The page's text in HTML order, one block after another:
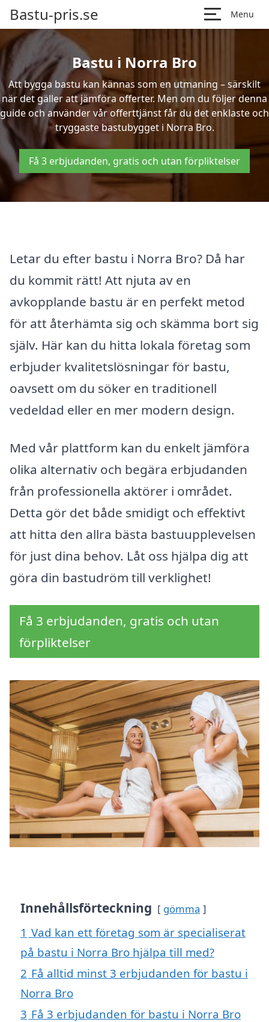
Bastu-pris.se Menu
Bastu i Norra Bro
Att bygga bastu kan kännas som en utmaning – särskilt
när det gäller att jämföra offerter. Men om du följer denna
guide och använder vår offerttjänst får du det enklaste och
tryggaste bastubygget i Norra Bro.
Få 3 erbjudanden, gratis och utan förpliktelser
Letar du efter bastu i Norra Bro? Då har
du kommit rätt! Att njuta av en
avkopplande bastu är en perfekt metod
för att återhämta sig och skämma bort sig
själv. Här kan du hitta lokala företag som
erbjuder kvalitetslösningar för bastu,
oavsett om du söker en traditionell
vedeldad eller en mer modern design.
Med vår plattform kan du enkelt jämföra
olika alternativ och begära erbjudanden
från professionella aktörer i området.
Detta gör det både smidigt och effektivt
att hitta den allra bästa bastuupplevelsen
för just dina behov. Låt oss hjälpa dig att
göra din bastudröm till verklighet!
Få 3 erbjudanden, gratis och utan
förpliktelser
Innehållsförteckning gömma
1 Vad kan ett företag som är specialiserat
på bastu i Norra Bro hjälpa till med?
2 Få alltid minst 3 erbjudanden för bastu i
Norra Bro
3 Få 3 erbjudanden för bastu i Norra Bro